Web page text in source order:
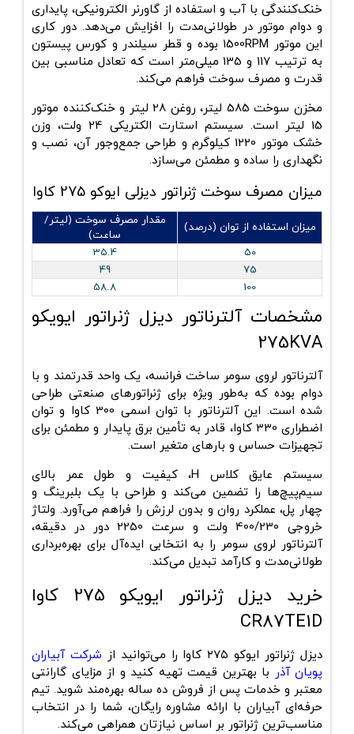
خنک‌کنندگی با آب و استفاده از گاورنر الکترونیکی، پایداری
و دوام موتور در طولانی‌مدت را افزایش می‌دهد. دور کاری
این موتور 1500RPM بوده و قطر سیلندر و کورس پیستون
به ترتیب 117 و 135 میلی‌متر است که تعادل مناسبی بین
قدرت و مصرف سوخت فراهم می‌کند.
مخزن سوخت 585 لیتر، روغن 28 لیتر و خنک‌کننده موتور
15 لیتر است. سیستم استارت الکتریکی 24 ولت، وزن
خشک موتور 1220 کیلوگرم و طراحی جمع‌وجور آن، نصب و
نگهداری را ساده و مطمئن می‌سازد.
میزان مصرف سوخت ژنراتور دیزلی ایوکو 275 کاوا
میزان استفاده از توان (درصد)
مقدار مصرف سوخت (لیتر/
ساعت)
50
35.4
75
49
100
58.8
مشخصات آلترناتور دیزل ژنراتور ایویکو
275KVA
آلترناتور لروی سومر ساخت فرانسه، یک واحد قدرتمند و با
دوام بوده که به‌طور ویژه برای ژنراتورهای صنعتی طراحی
شده است. این آلترناتور با توان اسمی 300 کاوا و توان
اضطراری 330 کاوا، قادر به تأمین برق پایدار و مطمئن برای
تجهیزات حساس و بارهای متغیر است.
سیستم عایق کلاس H، کیفیت و طول عمر بالای
سیم‌پیچ‌ها را تضمین می‌کند و طراحی با یک بلبرینگ و
چهار پل، عملکرد روان و بدون لرزش را فراهم می‌آورد. ولتاژ
خروجی 400/230 ولت و سرعت 2250 دور در دقیقه،
آلترناتور لروی سومر را به انتخابی ایده‌آل برای بهره‌برداری
طولانی‌مدت و کارآمد تبدیل می‌کند.
خرید دیزل ژنراتور ایویکو 275 کاوا
CR87TE1D
دیزل ژنراتور ایوکو ۲۷۵ کاوا را می‌توانید از
شرکت آبیاران
پویان آذر با بهترین قیمت تهیه کنید و از مزایای گارانتی
معتبر و خدمات پس از فروش ده ساله بهره‌مند شوید. تیم
حرفه‌ای آبیاران با ارائه مشاوره رایگان، شما را در انتخاب
مناسب‌ترین ژنراتور بر اساس نیازتان همراهی می‌کند.